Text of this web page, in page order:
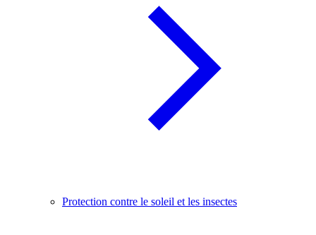
Protection contre le soleil et les insectes